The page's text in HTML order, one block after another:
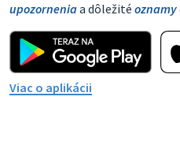
upozorneniaa dôležité oznamy
Viac o aplikácii